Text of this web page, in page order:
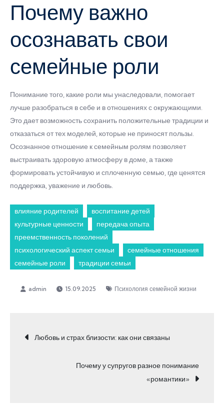
Почему важно
осознавать свои
семейные роли
Понимание того, какие роли мы унаследовали, помогает
лучше разобраться в себе и в отношениях с окружающими.
Это дает возможность сохранить положительные традиции и
отказаться от тех моделей, которые не приносят пользы.
Осознанное отношение к семейным ролям позволяет
выстраивать здоровую атмосферу в доме, а также
формировать устойчивую и сплоченную семью, где ценятся
поддержка, уважение и любовь.
влияние родителей
воспитание детей
культурные ценности
передача опыта
преемственность поколений
психологический аспект семьи
семейные отношения
семейные роли
традиции семьи
15.09.2025 Психология семейной жизни
Навигация
Любовь и страх близости: как они связаны
Почему у супругов разное понимание
«романтики»